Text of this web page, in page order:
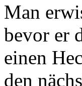
Man
bevor er
einen
den